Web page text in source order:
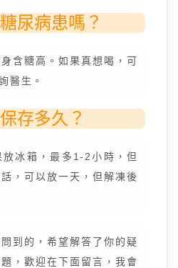
尿病患嗎？
含糖高。如果真想喝，可
醫生。
存多久？
冰箱，最多1-2小時，但
，可以放一天，但解凍後
到的，希望解答了你的疑
，歡迎在下面留言，我會